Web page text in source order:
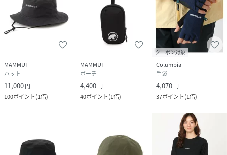
MAMMUT
ハット
11,000円
100ポイント(1倍)
MAMMUT
ポーチ
4,400円
40ポイント(1倍)
クーポン対象
Columbia
手袋
4,070円
37ポイント(1倍)